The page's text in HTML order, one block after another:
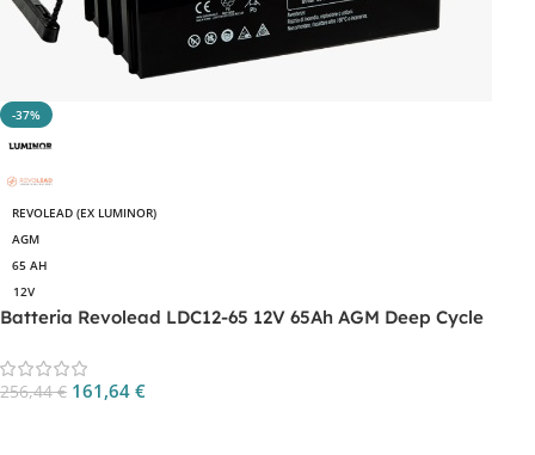
-37%
REVOLEAD (EX LUMINOR)
AGM
65 AH
12V
Batteria Revolead LDC12-65 12V 65Ah AGM Deep Cycle
256,44€ 161,64 €